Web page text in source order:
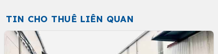
TIN CHO THUÊ LIÊN QUAN